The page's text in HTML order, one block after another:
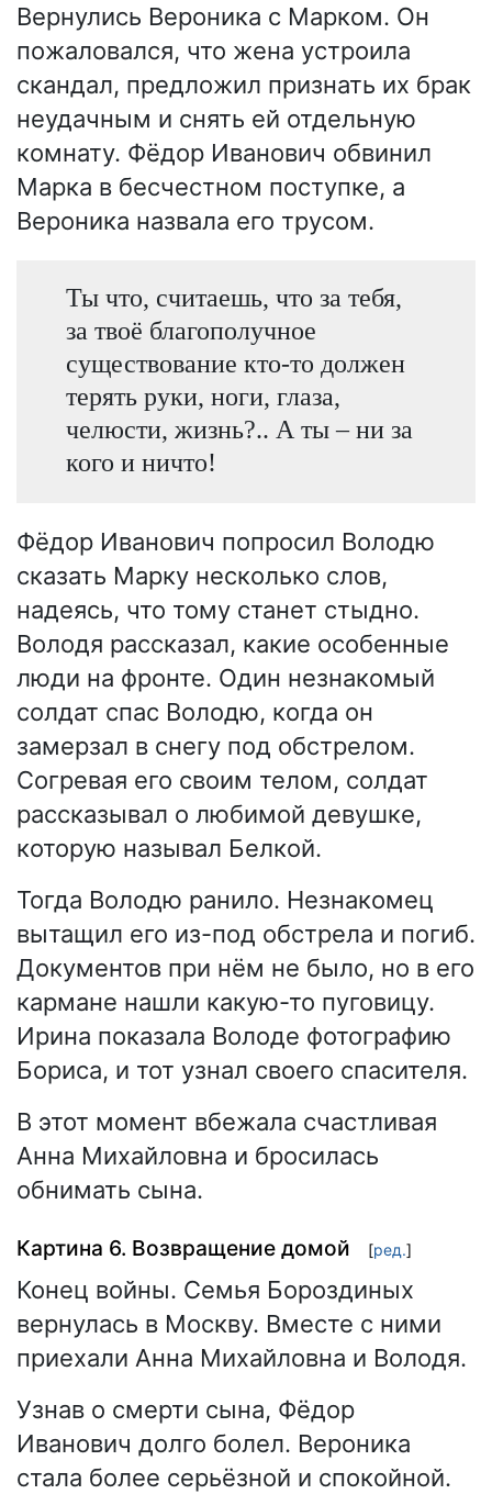
Вернулись Вероника с Марком. Он
пожаловался, что жена устроила
скандал, предложил признать их брак
неудачным и снять ей отдельную
комнату. Фёдор Иванович обвинил
Марка в бесчестном поступке, а
Вероника назвала его трусом.
Ты что, считаешь, что за тебя,
за твоё благополучное
существование кто-то должен
терять руки, ноги, глаза,
челюсти, жизнь?.. А ты – ни за
кого и ничто!
Фёдор Иванович попросил Володю
сказать Марку несколько слов,
надеясь, что тому станет стыдно.
Володя рассказал, какие особенные
люди на фронте. Один незнакомый
солдат спас Володю, когда он
замерзал в снегу под обстрелом.
Согревая его своим телом, солдат
рассказывал о любимой девушке,
которую называл Белкой.
Тогда Володю ранило. Незнакомец
вытащил его из-под обстрела и погиб.
Документов при нём не было, но в его
кармане нашли какую-то пуговицу.
Ирина показала Володе фотографию
Бориса, и тот узнал своего спасителя.
В этот момент вбежала счастливая
Анна Михайловна и бросилась
обнимать сына.
Картина 6. Возвращение домой [ред.]
Конец войны. Семья Бороздиных
вернулась в Москву. Вместе с ними
приехали Анна Михайловна и Володя.
Узнав о смерти сына, Фёдор
Иванович долго болел. Вероника
стала более серьёзной и спокойной.